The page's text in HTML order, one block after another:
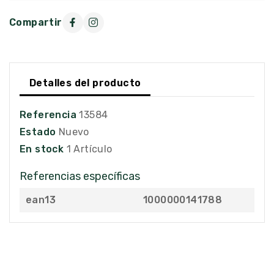
Compartir
Detalles del producto
Referencia 13584
Estado Nuevo
En stock 1 Artículo
Referencias específicas
ean13 1000000141788